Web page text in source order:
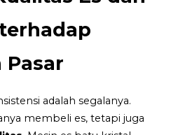
Pasar
adalah segalanya.
membeli es, tetapi juga